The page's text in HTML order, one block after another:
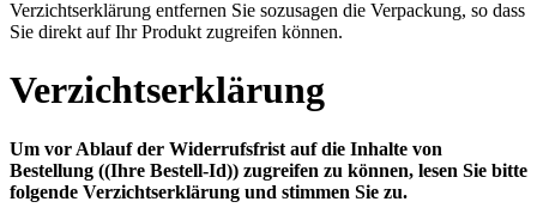
Verzichtserklärung entfernen Sie sozusagen die Verpackung, so dass
Sie direkt auf Ihr Produkt zugreifen können.
Verzichtserklärung
Um vor Ablauf der Widerrufsfrist auf die Inhalte von
Bestellung ((Ihre Bestell-Id)) zugreifen zu können, lesen Sie bitte
folgende Verzichtserklärung und stimmen Sie zu.